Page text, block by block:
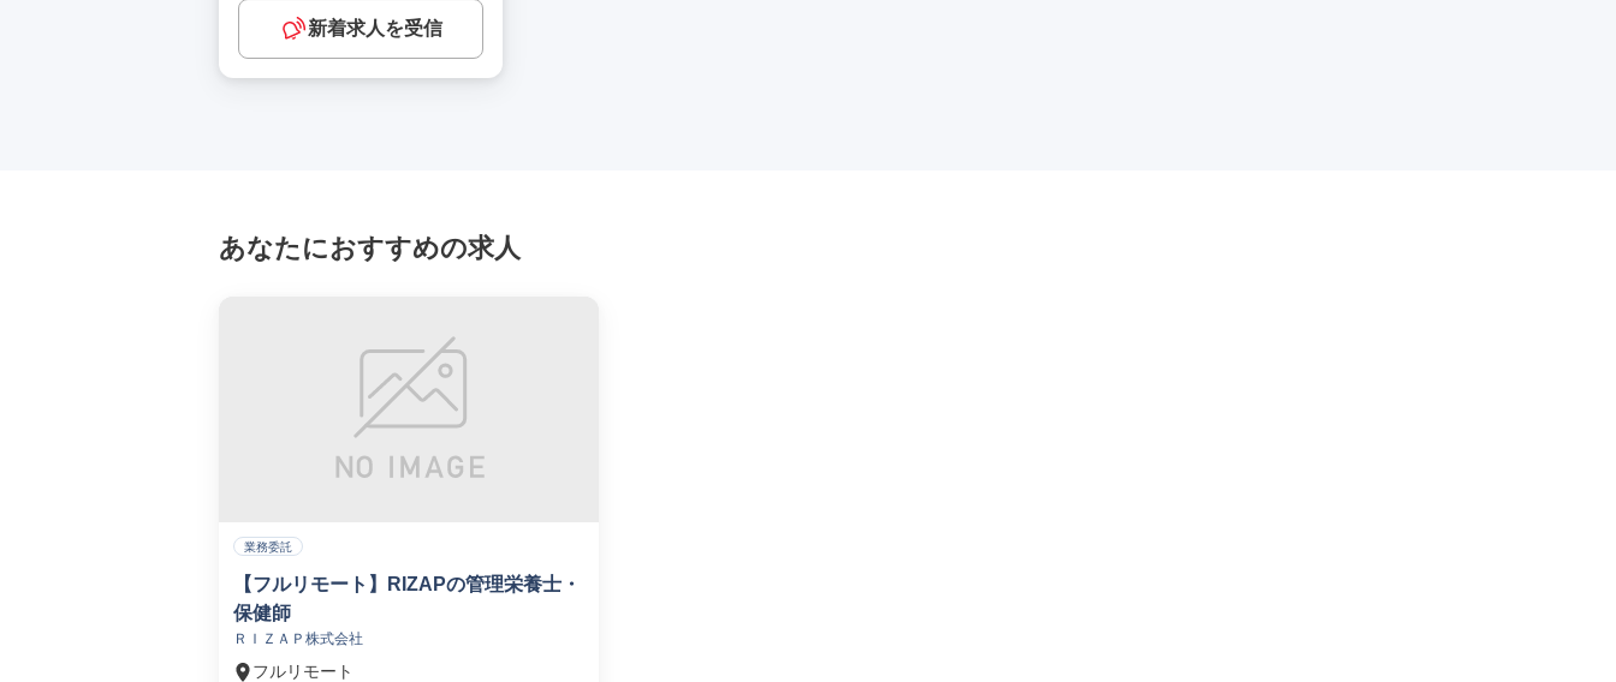
新着求人を受信
あなたにおすすめの求人
業務委託
【フルリモート】RIZAPの管理栄養士・
保健師
ＲＩＺＡＰ株式会社
フルリモート